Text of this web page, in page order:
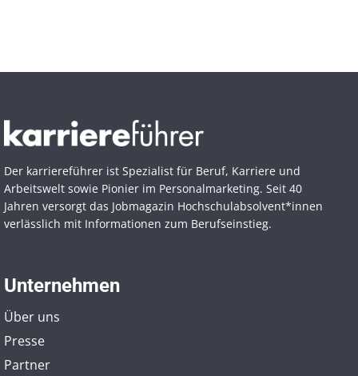
Der karriereführer ist Spezialist für Beruf, Karriere und
Arbeitswelt sowie Pionier im Personal­marketing. Seit 40
Jahren versorgt das Jobmagazin Hochschul­absolvent*innen
verlässlich mit Informationen zum Berufseinstieg.
Unternehmen
Über uns
Presse
Partner